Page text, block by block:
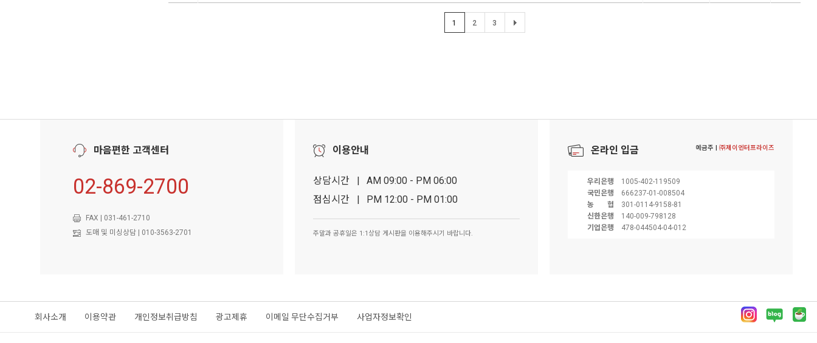
1 2 3
마음편한 고객센터
02-869-2700
FAX | 031-461-2710
도매 및 미싱상담 | 010-3563-2701
이용안내
상담시간 | AM 09:00 - PM 06:00
점심시간 | PM 12:00 - PM 01:00
주말과 공휴일은 1:1상담 게시판을 이용해주시기 바랍니다.
온라인 입금 예금주 |㈜제이엔터프라이즈
우리은행
1005-402-119509
국민은행
666237-01-008504
농협301-0114-9158-81
신한은행
140-009-798128
기업은행
478-044504-04-012
회사소개 이용약관 개인정보취급방침 광고제휴 이메일 무단수집거부 사업자정보확인